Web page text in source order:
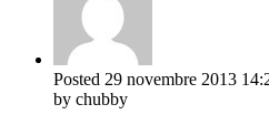
Posted 29 novembre 2013
by chubby